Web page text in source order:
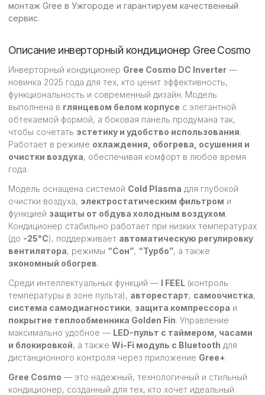
монтаж Gree в Ужгороде и гарантируем качественный
сервис.
Описание инверторный кондиционер Gree Cosmo
Инверторный кондиционер Gree Cosmo DC Inverter —
новинка 2025 года для тех, кто ценит эффективность,
функциональность и современный дизайн. Модель
выполнена в глянцевом белом корпусе с элегантной
обтекаемой формой, а боковая панель продумана так,
чтобы сочетать эстетику и удобство использования.
Работает в режиме охлаждения, обогрева, осушения и
очистки воздуха, обеспечивая комфорт в любое время
года.
Модель оснащена системой Cold Plasma для глубокой
очистки воздуха, электростатическим фильтром и
функцией защиты от обдува холодным воздухом.
Кондиционер стабильно работает при низких температурах
(до -25°C), поддерживает автоматическую регулировку
вентилятора, режимы “Сон”, “Турбо”, а также
экономный обогрев.
Среди интеллектуальных функций — I FEEL (контроль
температуры в зоне пульта), авторестарт, самоочистка,
система самодиагностики, защита компрессора и
покрытие теплообменника Golden Fin. Управление
максимально удобное — LED-пульт с таймером, часами
и блокировкой, а также Wi-Fi модуль с Bluetooth для
дистанционного контроля через приложение Gree+.
Gree Cosmo — это надежный, технологичный и стильный
кондиционер, созданный для тех, кто хочет идеальный